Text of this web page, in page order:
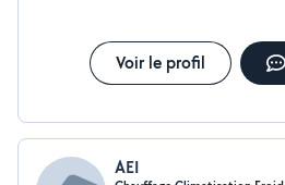
Voir le profil
AEI